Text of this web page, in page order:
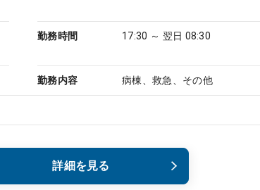
勤務時間 17:30 ～ 翌日 08:30
勤務内容 病棟、救急、その他
詳細を見る